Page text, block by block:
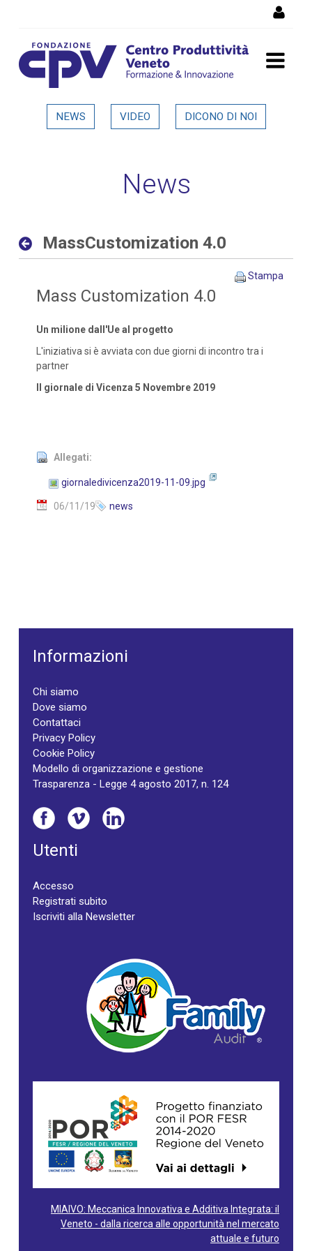
MassCustomization 4.0 -
NEWS VIDEO DICONO DI NOI
News
MassCustomization 4.0
Stampa
Mass Customization 4.0
Un milione dall'Ue al progetto
L'iniziativa si è avviata con due giorni di incontro tra i
partner
Il giornale di Vicenza 5 Novembre 2019
Allegati:
giornaledivicenza2019-11-09.jpg
06/11/19 news
Informazioni
Chi siamo
Dove siamo
Contattaci
Privacy Policy
Cookie Policy
Modello di organizzazione e gestione
Trasparenza - Legge 4 agosto 2017, n. 124
Utenti
Accesso
Registrati subito
Iscriviti alla Newsletter
MIAIVO: Meccanica Innovativa e Additiva Integrata: il
Veneto - dalla ricerca alle opportunità nel mercato
attuale e futuro